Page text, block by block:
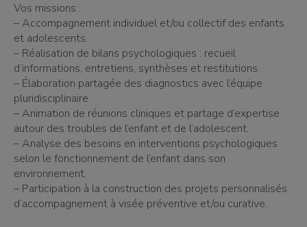
Vos missions :
– Accompagnement individuel et/ou collectif des enfants
et adolescents.
– Réalisation de bilans psychologiques : recueil
d’informations, entretiens, synthèses et restitutions.
– Élaboration partagée des diagnostics avec l’équipe
pluridisciplinaire.
– Animation de réunions cliniques et partage d’expertise
autour des troubles de l’enfant et de l’adolescent.
– Analyse des besoins en interventions psychologiques
selon le fonctionnement de l’enfant dans son
environnement.
– Participation à la construction des projets personnalisés
d’accompagnement à visée préventive et/ou curative.